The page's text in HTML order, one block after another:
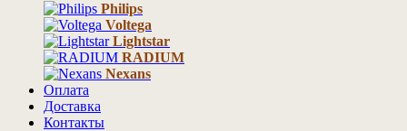
Philips
Voltega
Lightstar
RADIUM
Nexans
Оплата
Доставка
Контакты